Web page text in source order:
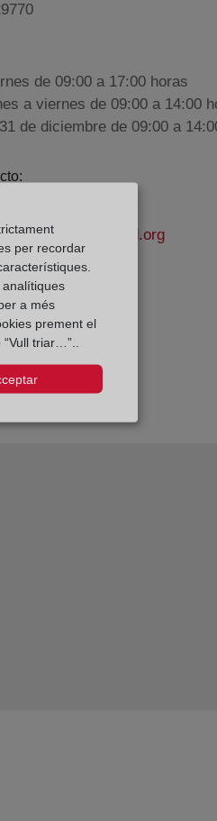
de 09:00 a 17:00 horas
a viernes de 09:00 a 14:00
de diciembre de 09:00 a
Moros
de Datos:
per recordar
a més
prement el
triar…”..